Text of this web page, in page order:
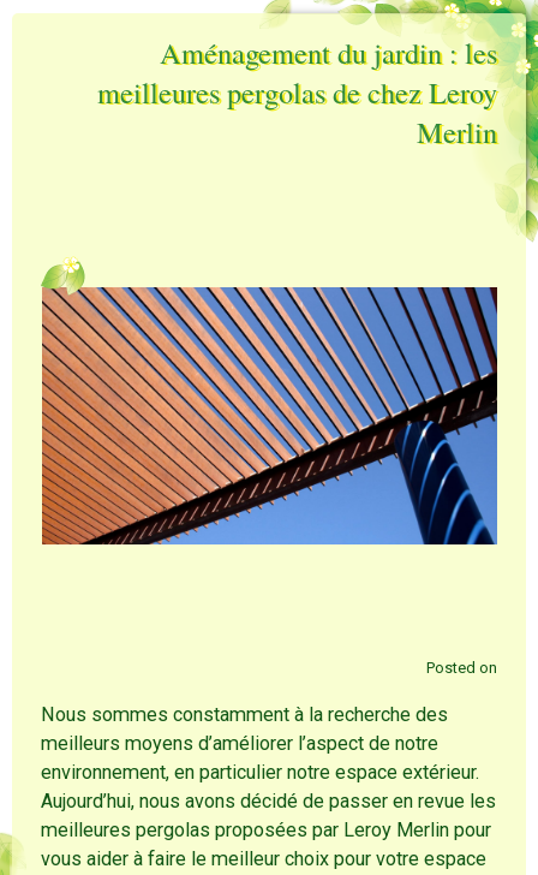
Aménagement du jardin : les
meilleures pergolas de chez Leroy
Merlin
Posted on
Nous sommes constamment à la recherche des
meilleurs moyens d’améliorer l’aspect de notre
environnement, en particulier notre espace extérieur.
Aujourd’hui, nous avons décidé de passer en revue les
meilleures pergolas proposées par Leroy Merlin pour
vous aider à faire le meilleur choix pour votre espace